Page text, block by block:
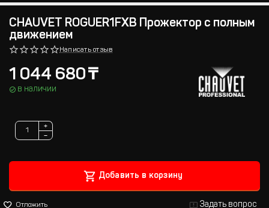
CHAUVET ROGUER1FXB Прожектор с полным
движением
Написать отзыв
1 044 680₸
в наличии
+
−
Добавить в корзину
Отложить Задать вопрос